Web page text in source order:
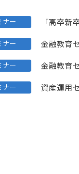
ナー 「高卒
ナー 金融教育
ナー 金融教育
ナー 資産運用